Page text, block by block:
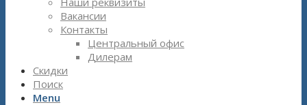
Вакансии
Контакты
Центральный офис
Дилерам
Скидки
Поиск
Menu